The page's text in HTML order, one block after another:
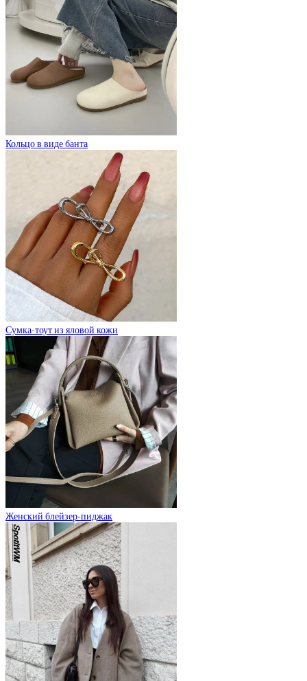
Кольцо в виде банта
Сумка-тоут из яловой кожи
Женский блейзер-пиджак